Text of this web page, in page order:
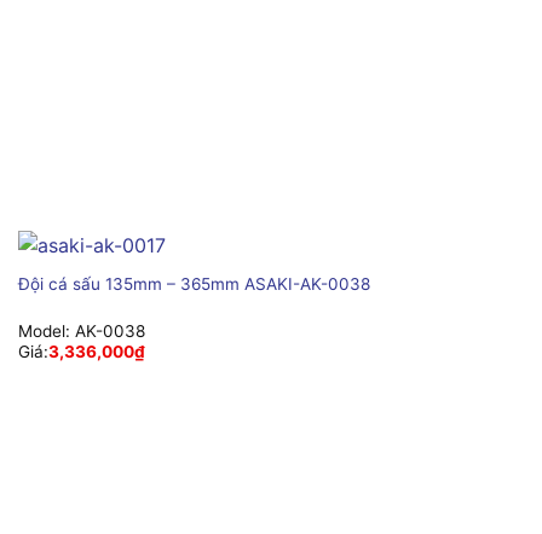
Đội cá sấu 135mm – 365mm ASAKI-AK-0038
Model: AK-0038
Giá:3,336,000₫